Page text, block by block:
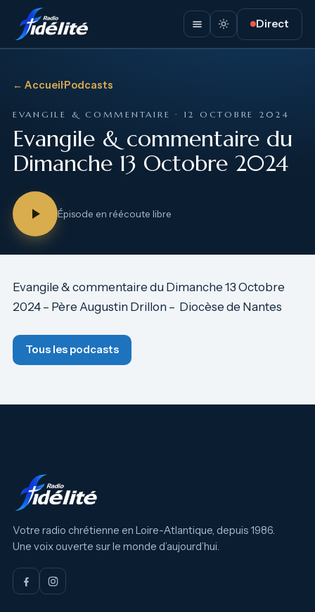
Direct
← Accueil·Podcasts
EVANGILE & COMMENTAIRE · 12 OCTOBRE 2024
Evangile & commentaire du
Dimanche 13 Octobre 2024
Épisode en réécoute libre
Evangile & commentaire du Dimanche 13 Octobre
2024 – Père Augustin Drillon – Diocèse de Nantes
Tous les podcasts
Votre radio chrétienne en Loire-Atlantique, depuis 1986.
Une voix ouverte sur le monde d’aujourd’hui.